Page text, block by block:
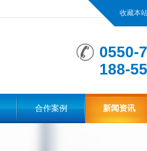
收藏本
0550-
188-
合作案例 新闻资讯